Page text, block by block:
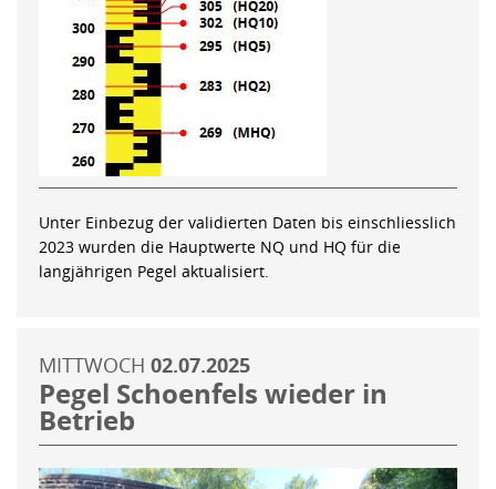
Unter Einbezug der validierten Daten bis einschliesslich
2023 wurden die Hauptwerte NQ und HQ für die
langjährigen Pegel aktualisiert.
MITTWOCH 02.07.2025
Pegel Schoenfels wieder in
Betrieb